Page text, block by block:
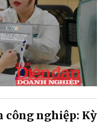
công nghiệp: Kỳ